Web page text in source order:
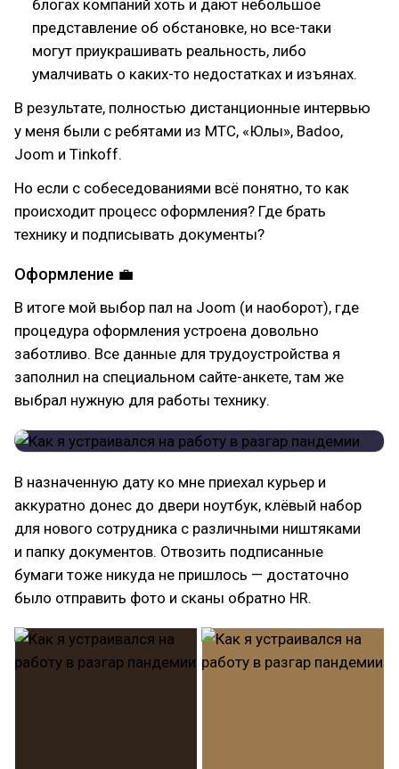
блогах компаний хоть и дают небольшое
представление об обстановке, но все-таки
могут приукрашивать реальность, либо
умалчивать о каких-то недостатках и изъянах.
В результате, полностью дистанционные интервью
у меня были с ребятами из МТС, «Юлы», Badoo,
Joom и Tinkoff.
Но если с собеседованиями всё понятно, то как
происходит процесс оформления? Где брать
технику и подписывать документы?
Оформление 💼
В итоге мой выбор пал на Joom (и наоборот), где
процедура оформления устроена довольно
заботливо. Все данные для трудоустройства я
заполнил на специальном сайте-анкете, там же
выбрал нужную для работы технику.
В назначенную дату ко мне приехал курьер и
аккуратно донес до двери ноутбук, клёвый набор
для нового сотрудника с различными ништяками
и папку документов. Отвозить подписанные
бумаги тоже никуда не пришлось — достаточно
было отправить фото и сканы обратно HR.